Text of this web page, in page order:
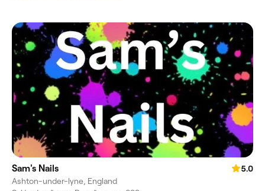
Sam's Nails
5.0
Ashton-under-lyne, England